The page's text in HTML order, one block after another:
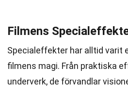
Filmens
Specialeffekter har alltid varit
filmens magi. Från praktiska
underverk, de förvandlar